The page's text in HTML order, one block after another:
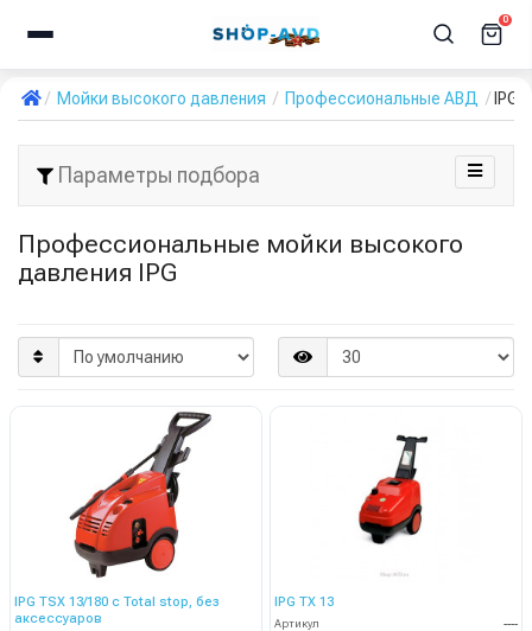
0
Мойки высокого давления Профессиональные АВД IPG
Параметры подбора
Профессиональные мойки высокого
давления IPG
IPG TSX 13/180 с Total stop, без
аксессуаров
IPG TX 13
Артикул
----